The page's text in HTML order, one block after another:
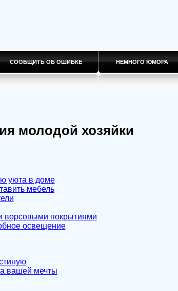
СООБЩИТЬ ОБ ОШИБКЕ НЕМНОГО ЮМОРА
молодой хозяйки
уюта в доме
мебель
ворсовыми покрытиями
освещение
вашей мечты